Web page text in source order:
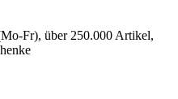
Fr), über 250.000 Artikel,